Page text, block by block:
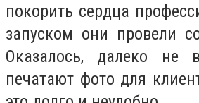
покорить сердца
запуском они провели
Оказалось, далеко не
печатают фото для